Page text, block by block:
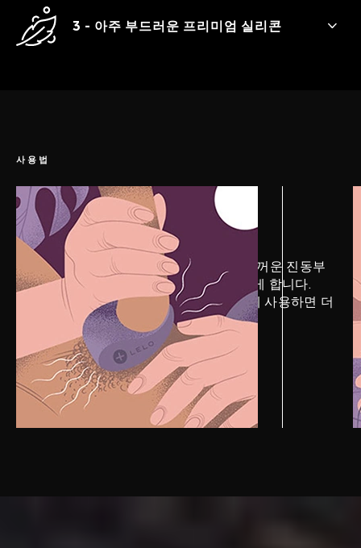
합니다.
3 - 아주 부드러운 프리미엄 실리콘
사용법
1 단계
전희
성기를 삽입하는 동안 TOR™ 3의 두꺼운 진동부
를 위로 향하게 해 파트너의 몸에 닿게 합니다.
LELO 퍼스널 모이스처라이저를 함께 사용하면 더
욱 부드러운 경험을 할 수 있습니다.